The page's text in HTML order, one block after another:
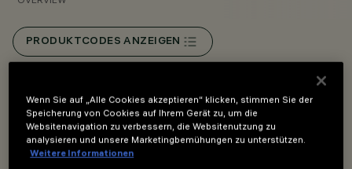
PRODUKTCODES ANZEIGEN
Overview
Einbau in Zwischendecken mit einer Dicke von 12,5 - 15 -
Wenn Sie auf „Alle Cookies akzeptieren“ klicken, stimmen Sie der
Speicherung von Cookies auf Ihrem Gerät zu, um die
Websitenavigation zu verbessern, die Websitenutzung zu
analysieren und unsere Marketingbemühungen zu unterstützen.
Weitere Informationen